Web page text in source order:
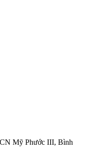
của chúng tôi
Mỹ Phước III, Bình